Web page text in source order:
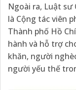
Ngoài ra, Luật
là Cộng tác viên
Thành phố Hồ
hành và hỗ trợ
khăn, người
người yếu thế